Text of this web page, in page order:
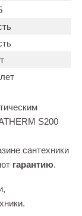
S200
сантехники
гарантию.